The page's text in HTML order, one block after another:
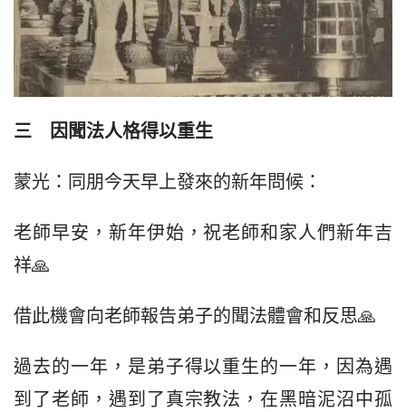
三　因聞法人格得以重生
蒙光：同朋今天早上發來的新年問候：
老師早安，新年伊始，祝老師和家人們新年吉
祥🙏
借此機會向老師報告弟子的聞法體會和反思🙏
過去的一年，是弟子得以重生的一年，因為遇
到了老師，遇到了真宗教法，在黑暗泥沼中孤